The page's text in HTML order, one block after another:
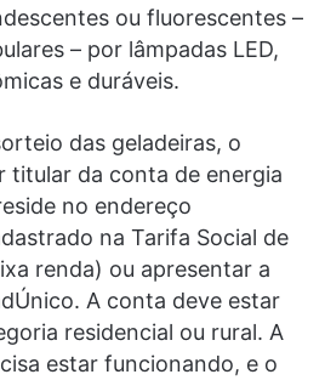
ou fluorescentes –
– por lâmpadas LED,
e duráveis.
das geladeiras, o
titular da conta de energia
no endereço
na Tarifa Social de
renda) ou apresentar a
A conta deve estar
residencial ou rural. A
estar funcionando, e o